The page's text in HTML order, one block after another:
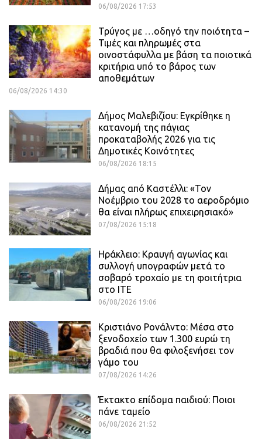
06/08/2026 17:53
Τρύγος με …οδηγό την ποιότητα –
Τιμές και πληρωμές στα
οινοστάφυλλα με βάση τα ποιοτικά
κριτήρια υπό το βάρος των
αποθεμάτων
06/08/2026 14:30
Δήμος Μαλεβιζίου: Εγκρίθηκε η
κατανομή της πάγιας
προκαταβολής 2026 για τις
Δημοτικές Κοινότητες
06/08/2026 18:15
Δήμας από Καστέλλι: «Τον
Νοέμβριο του 2028 το αεροδρόμιο
θα είναι πλήρως επιχειρησιακό»
07/08/2026 15:18
Ηράκλειο: Κραυγή αγωνίας και
συλλογή υπογραφών μετά το
σοβαρό τροχαίο με τη φοιτήτρια
στο ΙΤΕ
06/08/2026 19:06
Κριστιάνο Ρονάλντο: Μέσα στο
ξενοδοχείο των 1.300 ευρώ τη
βραδιά που θα φιλοξενήσει τον
γάμο του
07/08/2026 14:26
Έκτακτο επίδομα παιδιού: Ποιοι
πάνε ταμείο
06/08/2026 21:52